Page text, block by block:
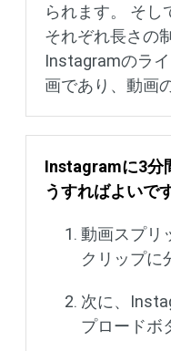
られます。 そし
それぞれ長さの
Instagramのラ
画であり、動画
Instagramに3分
うすればよいで
動画スプリ
クリップに
次に、
プロードボ